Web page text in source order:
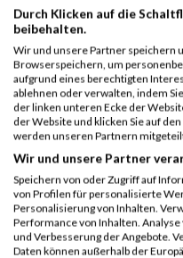
B2Run Berlin
Jetzt anmelden!
1. September 2026
B2Run Gelsenkirchen
Jetzt anmelden!
ALBUM B2RUN
Durch Klicken auf die
beibehalten.
Wir und unsere Partner speichern
Browserspeichern, um
aufgrund eines berechtigten
ablehnen oder verwalten, indem
der linken unteren Ecke der
der Website und klicken Sie auf
werden unseren Partnern
Wir und unsere Partner
Speichern von oder Zugriff auf
von Profilen für personalisierte
Personalisierung von Inhalten.
Performance von Inhalten.
und Verbesserung der Angebote.
Daten können außerhalb der